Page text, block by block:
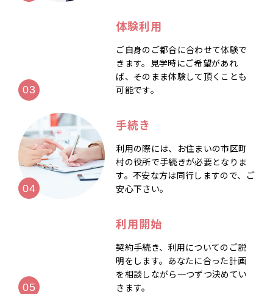
体験利用
ご自身のご都合に合わせて体験で
きます。見学時にご希望があれ
ば、そのまま体験して頂くことも
可能です。
手続き
利用の際には、お住まいの市区町
村の役所で手続きが必要となりま
す。不安な方は同行しますので、ご
安心下さい。
利用開始
契約手続き、利用についてのご説
明をします。あなたに合った計画
を相談しながら一つずつ決めてい
きます。